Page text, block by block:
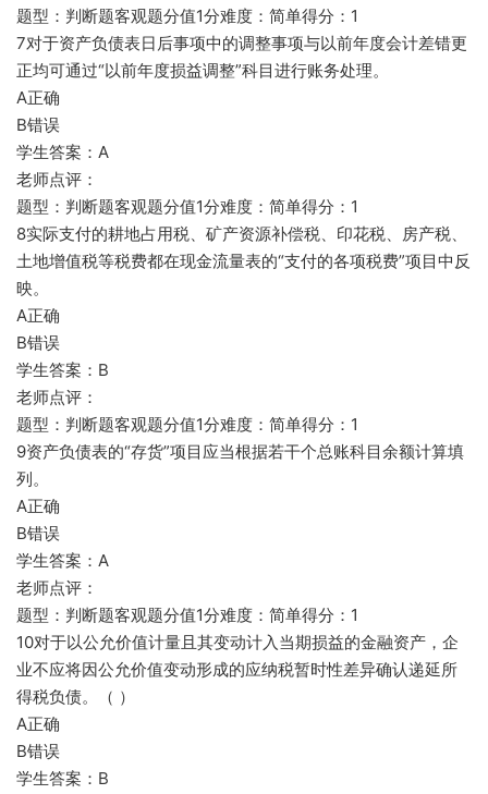
题型：判断题客观题分值1分难度：简单得分：1
7对于资产负债表日后事项中的调整事项与以前年度会计差错更
正均可通过“以前年度损益调整”科目进行账务处理。
A正确
B错误
学生答案：A
老师点评：
题型：判断题客观题分值1分难度：简单得分：1
8实际支付的耕地占用税、矿产资源补偿税、印花税、房产税、
土地增值税等税费都在现金流量表的“支付的各项税费”项目中反
映。
A正确
B错误
学生答案：B
老师点评：
题型：判断题客观题分值1分难度：简单得分：1
9资产负债表的“存货”项目应当根据若干个总账科目余额计算填
列。
A正确
B错误
学生答案：A
老师点评：
题型：判断题客观题分值1分难度：简单得分：1
10对于以公允价值计量且其变动计入当期损益的金融资产，企
业不应将因公允价值变动形成的应纳税暂时性差异确认递延所
得税负债。（ ）
A正确
B错误
学生答案：B